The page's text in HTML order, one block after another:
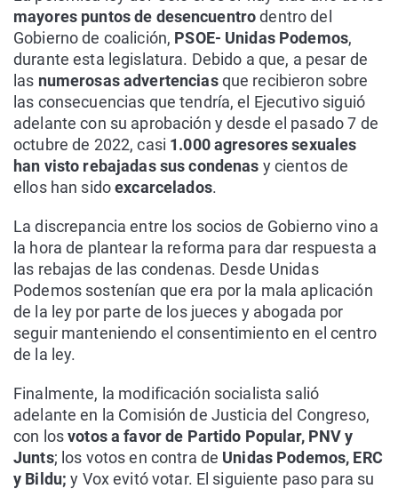
mayores puntos de desencuentrodentro del
Gobierno de coalición, PSOE- Unidas Podemos,
durante esta legislatura. Debido a que, a pesar de
las numerosas advertenciasque recibieron sobre
las consecuencias que tendría, el Ejecutivo siguió
adelante con su aprobación y desde el pasado 7 de
octubre de 2022, casi 1.000 agresores sexuales
han visto rebajadas sus condenas y cientos de
ellos han sidoexcarcelados.
La discrepancia entre los socios de Gobierno vino a
la hora de plantear la reforma para dar respuesta a
las rebajas de las condenas. Desde Unidas
Podemos sostenían que era por la mala aplicación
de la ley por parte de los jueces y abogada por
seguir manteniendo el consentimiento en el centro
de la ley.
Finalmente, la modificación socialista salió
adelante en la Comisión de Justicia del Congreso,
con losvotos a favor de Partido Popular, PNV y
Junts; los votos en contra de Unidas Podemos, ERC
y Bildu; y Vox evitó votar. El siguiente paso para su